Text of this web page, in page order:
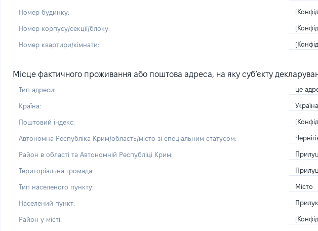
Номер будинку:
Номер корпусу/секції/блоку:
Номер квартири/кімнати:
Місце фактичного проживання або поштова адреса, на яку суб’єкту
Тип адреси: це
Країна: Україна
Поштовий індекс:
Автономна Республіка Крим/область/місто зі спеціальним статусом:
Район в області та Автономній Республіці Крим:
Територіальна громада:
Тип населеного пункту: Місто
Населений пункт:
Район у місті: